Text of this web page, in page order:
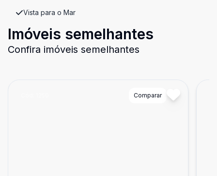
Vista para o Mar
Imóveis semelhantes
Confira imóveis semelhantes
Comparar